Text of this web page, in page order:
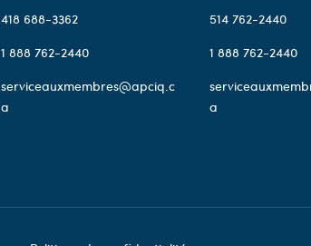
418 688-3362
1 888 762-2440
serviceauxmembres@apciq.c
a
514 762-2440
1 888 762-2440
a